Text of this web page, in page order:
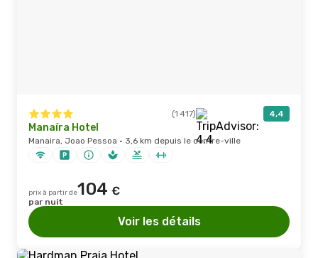
(1 417) 4,4
Manaíra Hotel
Manaira, Joao Pessoa · 3,6 km depuis le centre-ville
prix à partir de104 €
par nuit
Voir les détails